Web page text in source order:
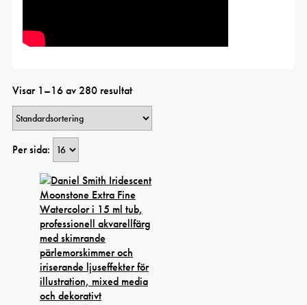
Visar 1–16 av 280 resultat
Per sida: